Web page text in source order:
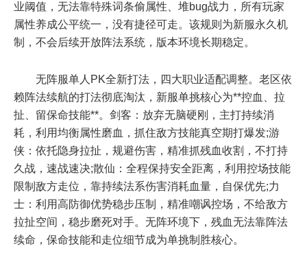
业阈值，无法靠特殊词条偷属性、堆bug战力，所有玩家
属性养成公平统一，没有捷径可走。该规则为新服永久机
制，不会后续开放阵法系统，版本环境长期稳定。
无阵服单人PK全新打法，四大职业适配调整。老区依
赖阵法续航的打法彻底淘汰，新服单挑核心为**控血、拉
扯、留保命技能**。剑客：放弃无脑硬刚，主打持续消
耗，利用均衡属性磨血，抓住敌方技能真空期打爆发;游
侠：依托隐身拉扯，规避伤害，精准抓残血收割，不打持
久战，速战速决;散仙：全程保持安全距离，利用控场技能
限制敌方走位，靠持续法系伤害消耗血量，自保优先;力
士：利用高防御优势稳步压制，精准嘲讽控场，不给敌方
拉扯空间，稳步磨死对手。无阵环境下，残血无法靠阵法
续命，保命技能和走位细节成为单挑制胜核心。